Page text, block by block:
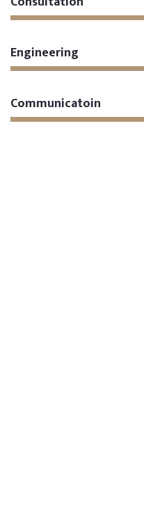
Engineering
Communicatoin